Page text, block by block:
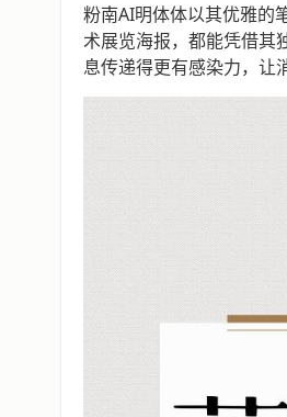
粉南AI明体体以其优雅的
术展览海报，都能凭借其
息传递得更有感染力，让